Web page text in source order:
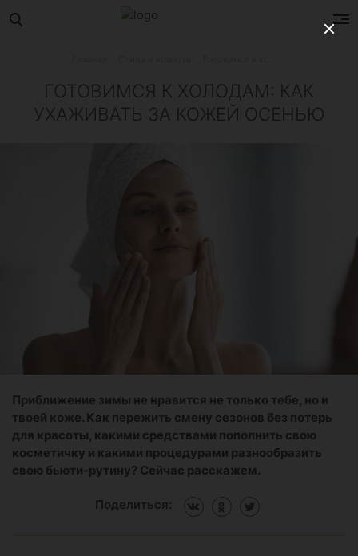
ГОТОВИМСЯ К ХОЛОДАМ: КАК
УХАЖИВАТЬ ЗА КОЖЕЙ ОСЕНЬЮ
Приближение зимы не нравится не только тебе, но и
твоей коже. Как пережить смену сезонов без потерь
для красоты, какими средствами пополнить свою
косметичку и какими процедурами разнообразить
свою бьюти-рутину? Сейчас расскажем.
Поделиться: